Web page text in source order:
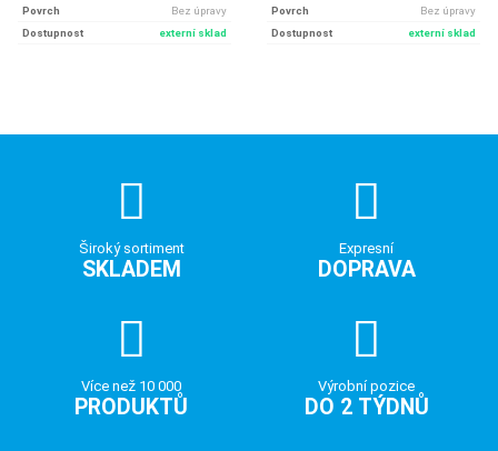
Povrch
Bez úpravy
Dostupnost
externí sklad
Povrch
Bez úpravy
Dostupnost
externí sklad
Široký sortiment
SKLADEM
Expresní
DOPRAVA
Více než 10 000
PRODUKTŮ
Výrobní pozice
DO 2 TÝDNŮ